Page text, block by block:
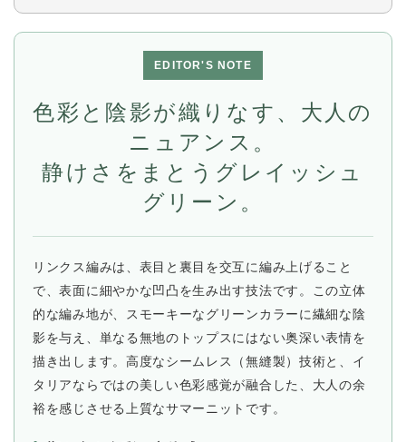
EDITOR'S NOTE
色彩と陰影が織りなす、大人の
ニュアンス。
静けさをまとうグレイッシュ
グリーン。
リンクス編みは、表目と裏目を交互に編み上げること
で、表面に細やかな凹凸を生み出す技法です。この立体
的な編み地が、スモーキーなグリーンカラーに繊細な陰
影を与え、単なる無地のトップスにはない奥深い表情を
描き出します。高度なシームレス（無縫製）技術と、イ
タリアならではの美しい色彩感覚が融合した、大人の余
裕を感じさせる上質なサマーニットです。